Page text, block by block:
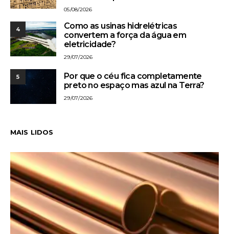
05/08/2026
4
Como as usinas hidrelétricas
convertem a força da água em
eletricidade?
29/07/2026
5
Por que o céu fica completamente
preto no espaço mas azul na Terra?
29/07/2026
MAIS LIDOS